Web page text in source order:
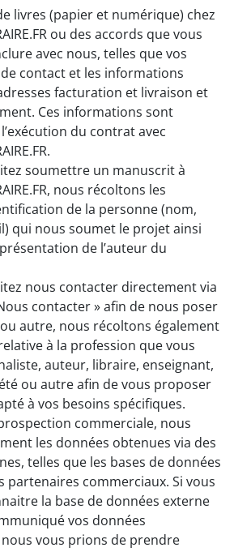
livres (papier et numérique) chez
ou des accords que vous
avec nous, telles que vos
contact et les informations
facturation et livraison et
Ces informations sont
du contrat avec
soumettre un manuscrit à
nous récoltons les
de la personne (nom,
qui nous soumet le projet ainsi
de l’auteur du
nous contacter directement via
contacter » afin de nous poser
autre, nous récoltons également
à la profession que vous
auteur, libraire, enseignant,
ou autre afin de vous proposer
à vos besoins spécifiques.
commerciale, nous
les données obtenues via des
telles que les bases de données
partenaires commerciaux. Si vous
la base de données externe
vos données
vous prions de prendre